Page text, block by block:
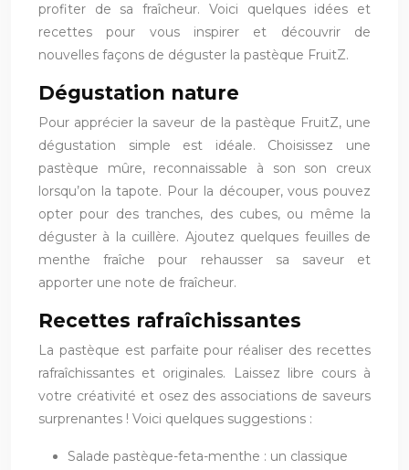
profiter de sa fraîcheur. Voici quelques idées et
recettes pour vous inspirer et découvrir de
nouvelles façons de déguster la pastèque FruitZ.
Dégustation nature
Pour apprécier la saveur de la pastèque FruitZ, une
dégustation simple est idéale. Choisissez une
pastèque mûre, reconnaissable à son son creux
lorsqu’on la tapote. Pour la découper, vous pouvez
opter pour des tranches, des cubes, ou même la
déguster à la cuillère. Ajoutez quelques feuilles de
menthe fraîche pour rehausser sa saveur et
apporter une note de fraîcheur.
Recettes rafraîchissantes
La pastèque est parfaite pour réaliser des recettes
rafraîchissantes et originales. Laissez libre cours à
votre créativité et osez des associations de saveurs
surprenantes ! Voici quelques suggestions :
Salade pastèque-feta-menthe : un classique